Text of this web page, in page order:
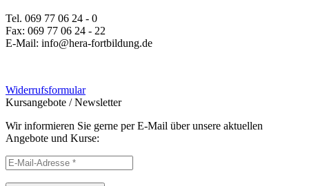
Tel. 069 77 06 24 - 0
Fax: 069 77 06 24 - 22
E-Mail: info@hera-fortbildung.de
Widerrufsformular
Kursangebote /Newsletter
Wir informieren Sie gerne per E-Mail über unsere aktuellen
Angebote und Kurse: